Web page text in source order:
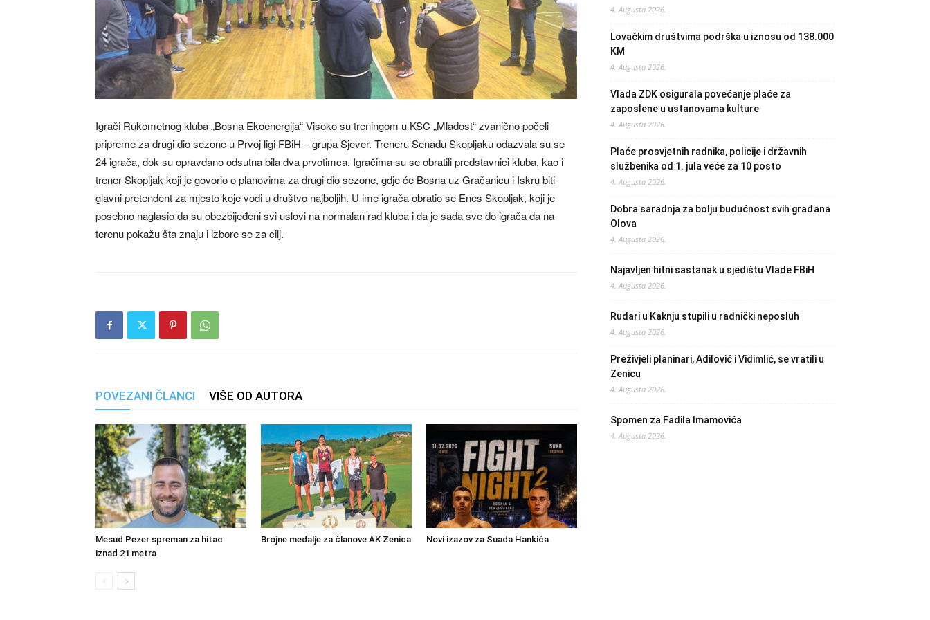
Igrači Rukometnog kluba „Bosna Ekoenergija“ Visoko su treningom u KSC „Mladost“ zvanično počeli
pripreme za drugi dio sezone u Prvoj ligi FBiH – grupa Sjever. Treneru Senadu Skopljaku odazvala su se
24 igrača, dok su opravdano odsutna bila dva prvotimca. Igračima su se obratili predstavnici kluba, kao i
trener Skopljak koji je govorio o planovima za drugi dio sezone, gdje će Bosna uz Gračanicu i Iskru biti
glavni pretendent za mjesto koje vodi u društvo najboljih. U ime igrača obratio se Enes Skopljak, koji je
posebno naglasio da su obezbijeđeni svi uslovi na normalan rad kluba i da je sada sve do igrača da na
terenu pokažu šta znaju i izbore se za cilj.
POVEZANI ČLANCI VIŠE OD AUTORA
Mesud Pezer spreman za hitac
iznad 21 metra
Brojne medalje za članove AK Zenica Novi izazov za Suada Hankića
4. Augusta 2026.
Lovačkim društvima podrška u iznosu od 138.000
KM
4. Augusta 2026.
Vlada ZDK osigurala povećanje plaće za
zaposlene u ustanovama kulture
4. Augusta 2026.
Plaće prosvjetnih radnika, policije i državnih
službenika od 1. jula veće za 10 posto
4. Augusta 2026.
Dobra saradnja za bolju budućnost svih građana
Olova
4. Augusta 2026.
Najavljen hitni sastanak u sjedištu Vlade FBiH
4. Augusta 2026.
Rudari u Kaknju stupili u radnički neposluh
4. Augusta 2026.
Preživjeli planinari, Adilović i Vidimlić, se vratili u
Zenicu
4. Augusta 2026.
Spomen za Fadila Imamovića
4. Augusta 2026.